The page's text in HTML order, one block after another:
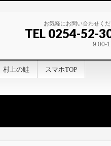
お気軽にお問い合わせくだ
TEL 0254-52-
9:00-
村上の鮭 スマホTOP